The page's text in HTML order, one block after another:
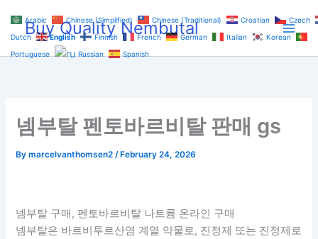
content
Buy Quality Nembutal
넴부탈 펜토바르비탈 판매 gs
Bymarcelvanthomsen2/ February 24, 2026
넴부탈 구매, 펜토바르비탈 나트륨 온라인 구매
넴부탈은 바르비투르산염 계열 약물로, 진정제 또는 진정제로
Arabic Chinese (Simplified) Chinese (Traditional) Croatian
Czech
Dutch
English Finnish French German Italian
Korean
Portuguese
Russian Spanish